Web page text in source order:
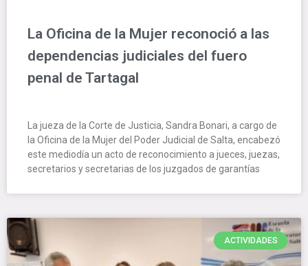
La Oficina de la Mujer reconoció a las
dependencias judiciales del fuero
penal de Tartagal
La jueza de la Corte de Justicia, Sandra Bonari, a cargo de
la Oficina de la Mujer del Poder Judicial de Salta, encabezó
este mediodía un acto de reconocimiento a jueces, juezas,
secretarios y secretarias de los juzgados de garantías
ACTIVIDADES